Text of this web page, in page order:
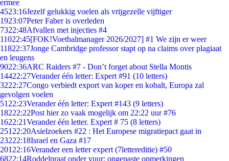
ermee
4523:16Jezelf gelukkig voelen als vrijgezelle vijftiger
1923:07Peter Faber is overleden
7322:48Afvallen met injecties #4
11022:45[FOK!Voetbalmanager 2026/2027] #1 We zijn er weer
11822:37Jonge Cambridge professor stapt op na claims over plagiaat
en leugens
9022:36ARC Raiders #7 - Don’t forget about Stella Montis
14422:27Verander één letter: Expert #91 (10 letters)
3222:27Congo verbiedt export van koper en kobalt, Europa zal
gevolgen voelen
51 22:23Verander één letter: Expert #143 (9 letters)
18222:22Post hier zo vaak mogelijk om 22:22 uur #76
1622:21Verander één letter. Expert # 75 (8 letters)
251 22:20Asielzoekers #22 : Het Europese migratiepact gaat in
23222:18Israel en Gaza #17
201 22:16Verander een letter expert (7lettereditie) #50
6822:14Roddelpraat onder vuur: ongepaste opmerkingen